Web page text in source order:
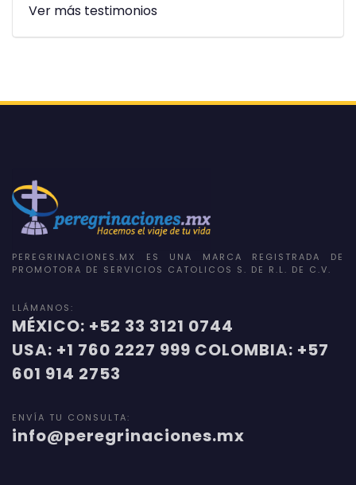
Ver más testimonios
PEREGRINACIONES.MX ES UNA MARCA REGISTRADA DE
PROMOTORA DE SERVICIOS CATOLICOS S. DE R.L. DE C.V.
LLÁMANOS:
MÉXICO: +52 33 3121 0744
USA: +1 760 2227 999 COLOMBIA: +57
601 914 2753
ENVÍA TU CONSULTA:
info@peregrinaciones.mx